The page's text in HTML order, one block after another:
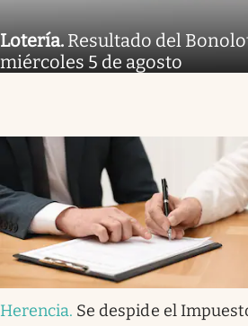
Lotería. Resultado del
miércoles 5 de agosto
Herencia. Se despide el